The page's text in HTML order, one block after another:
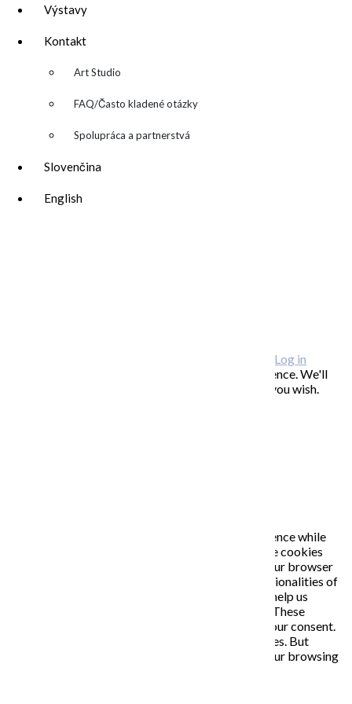
Výstavy
Kontakt
▼ Art Studio
FAQ/Často kladené otázky
Spolupráca a partnerstvá
Slovenčina
English
katarina@katarinakalmanova.sk
Log in
This website uses cookies to improve your experience. We'll
assume you're ok with this, but you can opt-out if you wish.
This website uses cookies to improve your experience while
you navigate through the website. Out of these, the cookies
that are categorized as necessary are stored on your browser
as they are essential for the working of basic functionalities of
the website. We also use third-party cookies that help us
analyze and understand how you use this website. These
cookies will be stored in your browser only with your consent.
You also have the option to opt-out of these cookies. But
opting out of some of these cookies may affect your browsing